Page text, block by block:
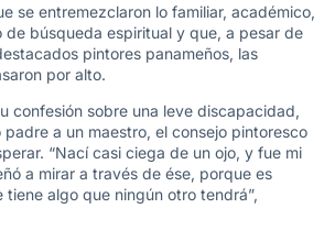
se entremezclaron lo familiar, académico,
de búsqueda espiritual y que, a pesar de
pintores panameños, las
por alto.
confesión sobre una leve discapacidad,
a un maestro, el consejo pintoresco
“Nací casi ciega de un ojo, y fue mi
a mirar a través de ése, porque es
tiene algo que ningún otro tendrá”,